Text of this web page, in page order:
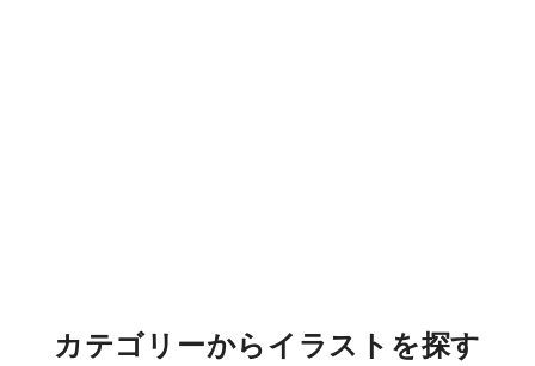
カテゴリーからイラストを探す